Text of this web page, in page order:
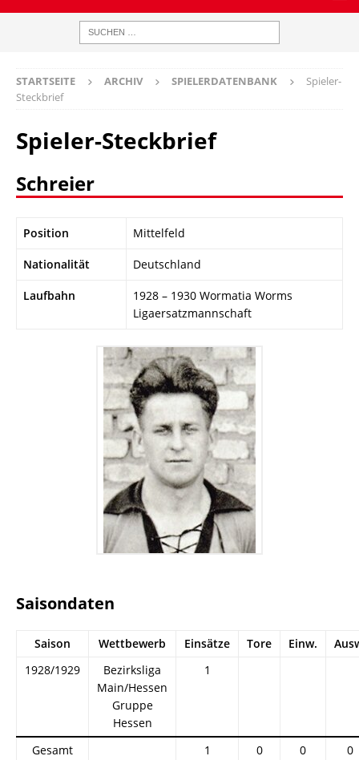
STARTSEITE ARCHIV SPIELERDATENBANK
Spieler-
Steckbrief
Spieler-Steckbrief
Schreier
Position Mittelfeld
Nationalität Deutschland
Laufbahn
1928 – 1930 Wormatia Worms
Ligaersatzmannschaft
Saisondaten
Saison Wettbewerb Einsätze Tore Einw.
1928/1929
Bezirksliga
Main/Hessen
Gruppe
Hessen
1
Gesamt 1 0 0 0